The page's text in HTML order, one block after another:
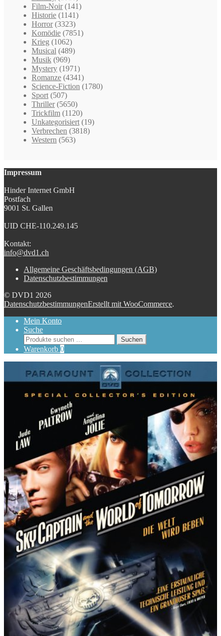
Film-Noir (141)
Historie (1141)
Horror (3323)
Komödie (7851)
Krieg (1062)
Musical (489)
Musik (969)
Mystery (1971)
Romanze (4341)
Science-Fiction (1780)
Sport (507)
Thriller (5650)
Trickfilm (1120)
Unkategorisiert (19)
Verbrechen (3818)
Western (563)
Impressum
Hinder Internet GmbH
Postfach
9001 St. Gallen
UID CHE-110.249.145
Kontakt:
info@dvd1.ch
Allgemeine Geschäftsbedingungen (AGB)
Datenschutzbestimmungen
© DVD1 2026
DatenschutzbestimmungenErstellt mit WooCommerce.
Mein Konto
Suche
Suchen
nach:
Suchen
Warenkorb 0